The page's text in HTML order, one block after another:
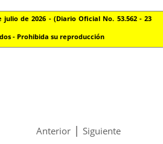
de 2026 - (Diario Oficial No. 53.562 - 23
- Prohibida su reproducción
Anterior | Siguiente